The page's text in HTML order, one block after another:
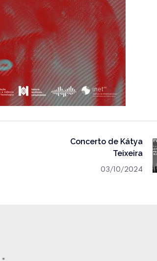
Concerto de Kátya
Teixeira
03/10/2024